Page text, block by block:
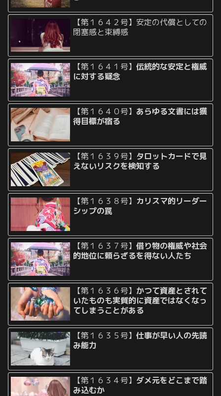
【第１６４２号】安定の代償としての
閉塞感と束縛感
【第１６４１号】伝統的な安定と権威
に対する疑念
【第１６４０号】 あらゆる文書には獲
得目標が宿る
【第１６３９号】 タロットカードで見
えないリスクを検知する
【第１６３８号】 カリスマ的リーダー
シップの罠
【第１６３７号】借り物の権威や社会
的地位に頼らざるを得ない人たち
【第１６３６号】 かつて資産とされて
いたものも実質的に資産ではなくなっ
てしまうことがある
【第１６３５号】仕事が早い人の先読
み能力
【第１６３４号】 ダメ元をどこまで踏
み込むか